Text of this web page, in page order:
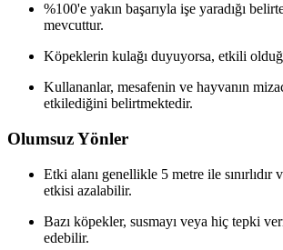
%100'e yakın başarıyla işe yaradığı
mevcuttur.
Köpeklerin kulağı duyuyorsa, etkili
Kullananlar, mesafenin ve hayvanın
etkilediğini belirtmektedir.
Olumsuz Yönler
Etki alanı genellikle 5 metre ile sınırlıdır
etkisi azalabilir.
Bazı köpekler, susmayı veya hiç tepki
edebilir.